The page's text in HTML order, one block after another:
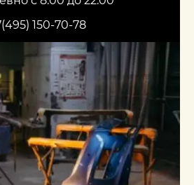
150-70-78